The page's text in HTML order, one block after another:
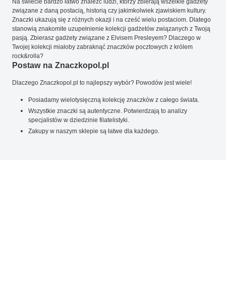
związane z daną postacią, historią czy jakimkolwiek zjawiskiem kultury.
Znaczki ukazują się z różnych okazji i na cześć wielu postaciom. Dlatego
stanowią znakomite uzupełnienie kolekcji gadżetów związanych z Twoją
pasją. Zbierasz gadżety związane z Elvisem Presleyem? Dlaczego w
Twojej kolekcji miałoby zabraknąć znaczków pocztowych z królem
rock&rolla?
Postaw na Znaczkopol.pl
Dlaczego Znaczkopol.pl to najlepszy wybór? Powodów jest wiele!
Posiadamy wielotysięczną kolekcję znaczków z całego świata.
Wszystkie znaczki są autentyczne. Potwierdzają to analizy
specjalistów w dziedzinie filatelistyki.
Zakupy w naszym sklepie są łatwe dla każdego.